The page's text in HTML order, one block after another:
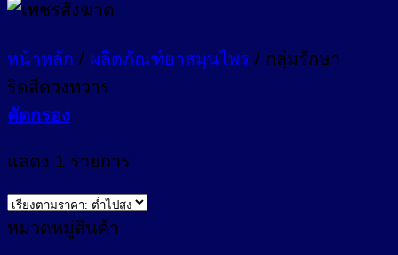
หน้าหลัก / ผลิตภัณฑ์ยาสมุนไพร / กลุ่มรักษา
ริดสีดวงทวาร
คัดกรอง
แสดง 1 รายการ
หมวดหมู่สินค้า